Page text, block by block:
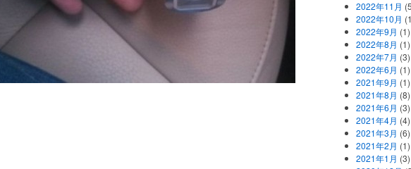
2022年11月
2022年10月
2022年9月 (1)
2022年8月 (1)
2022年7月 (3)
2022年6月 (1)
2021年9月 (1)
2021年8月 (8)
2021年6月 (3)
2021年4月 (4)
2021年3月 (6)
2021年2月 (1)
2021年1月 (3)